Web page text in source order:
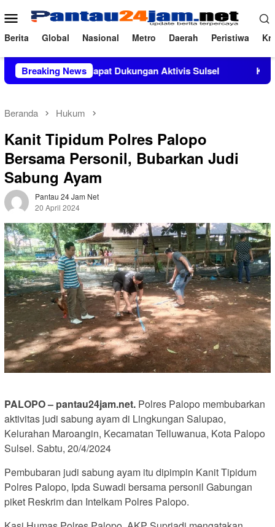
ke
konten
Menu
Mobile
Berita Global Nasional Metro Daerah Peristiwa
Breaking News
Mendapat Dukungan Aktivis Sulsel Kapolres
Beranda Hukum
Kanit Tipidum Polres Palopo
Bersama Personil, Bubarkan Judi
Sabung Ayam
Pantau 24 Jam Net
20 April 2024
PALOPO – pantau24jam.net. Polres Palopo membubarkan
aktivitas judi sabung ayam di Lingkungan Salupao,
Kelurahan Maroangin, Kecamatan Telluwanua, Kota Palopo
Sulsel. Sabtu, 20/4/2024
Pembubaran judi sabung ayam itu dipimpin Kanit Tipidum
Polres Palopo, Ipda Suwadi bersama personil Gabungan
piket Reskrim dan Intelkam Polres Palopo.